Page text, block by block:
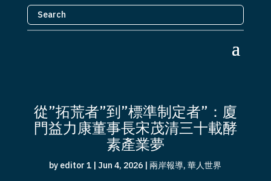
從”拓荒者”到”標準制定者”：廈
門益力康董事長宋茂清三十載酵
素產業夢
by editor 1 |Jun 4, 2026 |兩岸報導,華人世界